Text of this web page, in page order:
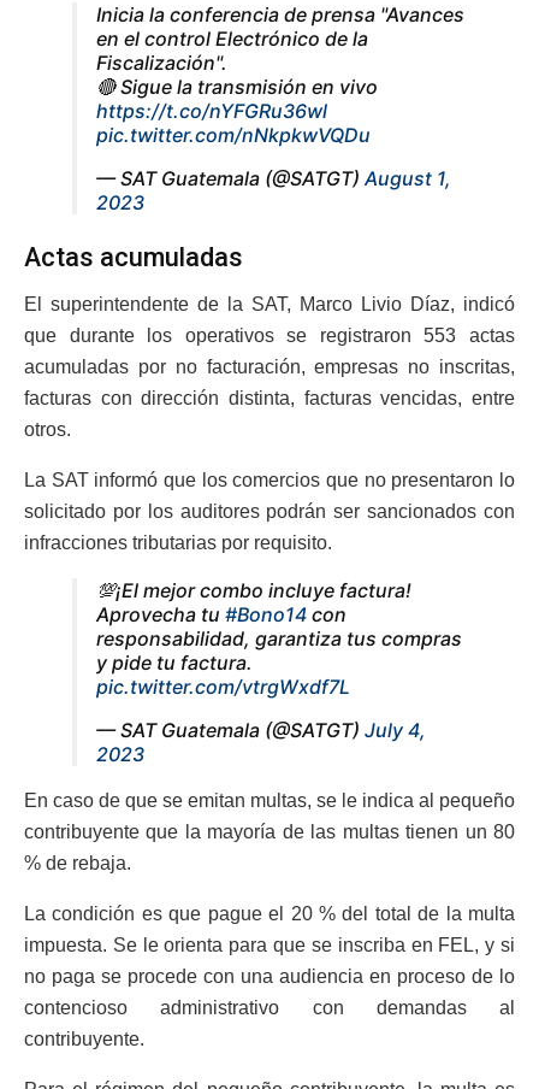
Inicia la conferencia de prensa "Avances
en el control Electrónico de la
Fiscalización".
🔴 Sigue la transmisión en vivo
https://t.co/nYFGRu36wl
pic.twitter.com/nNkpkwVQDu
— SAT Guatemala (@SATGT) August 1,
2023
Actas acumuladas
El superintendente de la SAT, Marco Livio Díaz, indicó
que durante los operativos se registraron 553 actas
acumuladas por no facturación, empresas no inscritas,
facturas con dirección distinta, facturas vencidas, entre
otros.
La SAT informó que los comercios que no presentaron lo
solicitado por los auditores podrán ser sancionados con
infracciones tributarias por requisito.
💯¡El mejor combo incluye factura!
Aprovecha tu #Bono14 con
responsabilidad, garantiza tus compras
y pide tu factura.
pic.twitter.com/vtrgWxdf7L
— SAT Guatemala (@SATGT) July 4,
2023
En caso de que se emitan multas, se le indica al pequeño
contribuyente que la mayoría de las multas tienen un 80
% de rebaja.
La condición es que pague el 20 % del total de la multa
impuesta. Se le orienta para que se inscriba en FEL, y si
no paga se procede con una audiencia en proceso de lo
contencioso administrativo con demandas al
contribuyente.